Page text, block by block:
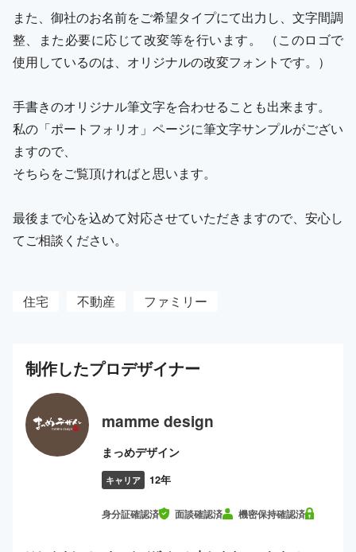
また、御社のお名前をご希望タイプにて出力し、文字間調
整、また必要に応じて改変等を行います。 （このロゴで
使用しているのは、オリジナルの改変フォントです。）
手書きのオリジナル筆文字を合わせることも出来ます。
私の「ポートフォリオ」ページに筆文字サンプルがござい
ますので、
そちらをご覧頂ければと思います。
最後まで心を込めて対応させていただきますので、安心し
てご相談ください。
住宅 不動産 ファミリー
制作したプロデザイナー
mamme design
まっめデザイン
キャリア 12年
身分証確認済 面談確認済 機密保持確認済